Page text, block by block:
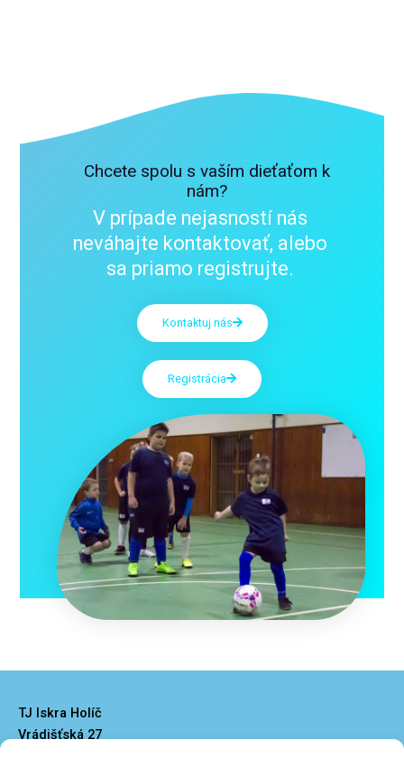
Chcete spolu s vaším dieťaťom k
nám?
V prípade nejasností nás
neváhajte kontaktovať, alebo
sa priamo registrujte.
Kontaktuj nás
Registrácia
TJ Iskra Holíč
Vrádišťská 27